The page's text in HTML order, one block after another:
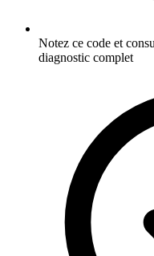
Notez ce code et
diagnostic complet